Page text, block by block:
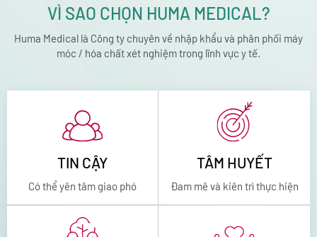
VÌ SAO CHỌN HUMA MEDICAL?
Huma Medical là Công ty chuyên về nhập khẩu và phân phối máy
móc / hóa chất xét nghiệm trong lĩnh vực y tế.
TIN CẬY
Có thể yên tâm giao phó
TÂM HUYẾT
Đam mê và kiên trì thực hiện